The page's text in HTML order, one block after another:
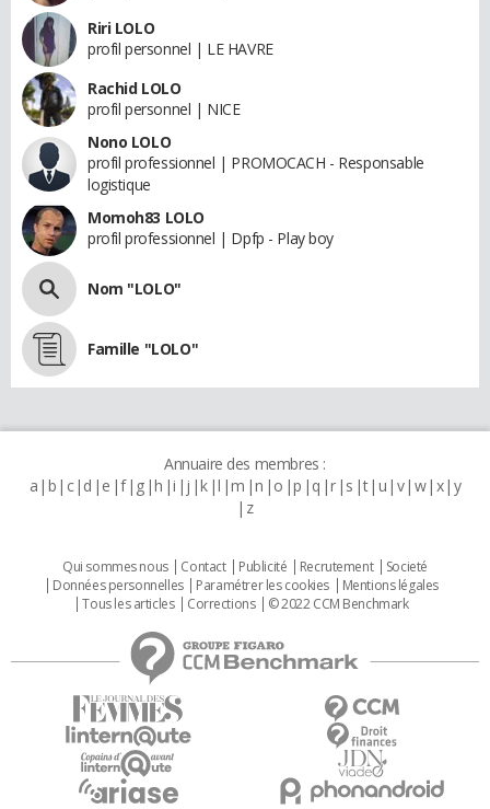
Riri LOLO
profil personnel | LE HAVRE
Rachid LOLO
profil personnel | NICE
Nono LOLO
profil professionnel | PROMOCACH - Responsable
logistique
Momoh83 LOLO
profil professionnel | Dpfp - Play boy
Nom "LOLO"
Famille "LOLO"
Annuaire des membres :
a b c d e f g h i j k l m n o p q r s t u v w x y
z
Qui sommes nous Contact Publicité Recrutement
Societé
Données personnelles
Paramétrer les cookies
Mentions légales
Tous les articles
Corrections © 2022 CCM Benchmark